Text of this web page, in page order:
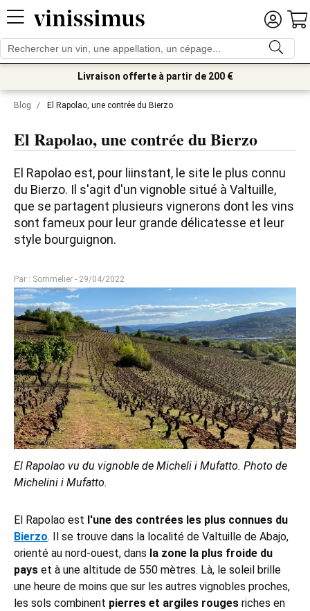
Livraison offerte à partir de 200 €
Blog / El Rapolao, une contrée du Bierzo
El Rapolao, une contrée du Bierzo
El Rapolao est, pour liinstant, le site le plus connu
du Bierzo. Il s'agit d'un vignoble situé à Valtuille,
que se partagent plusieurs vignerons dont les vins
sont fameux pour leur grande délicatesse et leur
style bourguignon.
Par : Sommelier - 29/04/2022
El Rapolao vu du vignoble de Micheli i Mufatto. Photo de
Michelini i Mufatto.
El Rapolao est l'une des contrées les plus connues du
Bierzo. Il se trouve dans la localité de Valtuille de Abajo,
orienté au nord-ouest, dans la zone la plus froide du
pays et à une altitude de 550 mètres. Là, le soleil brille
une heure de moins que sur les autres vignobles proches,
les sols combinent pierres et argiles rouges riches en